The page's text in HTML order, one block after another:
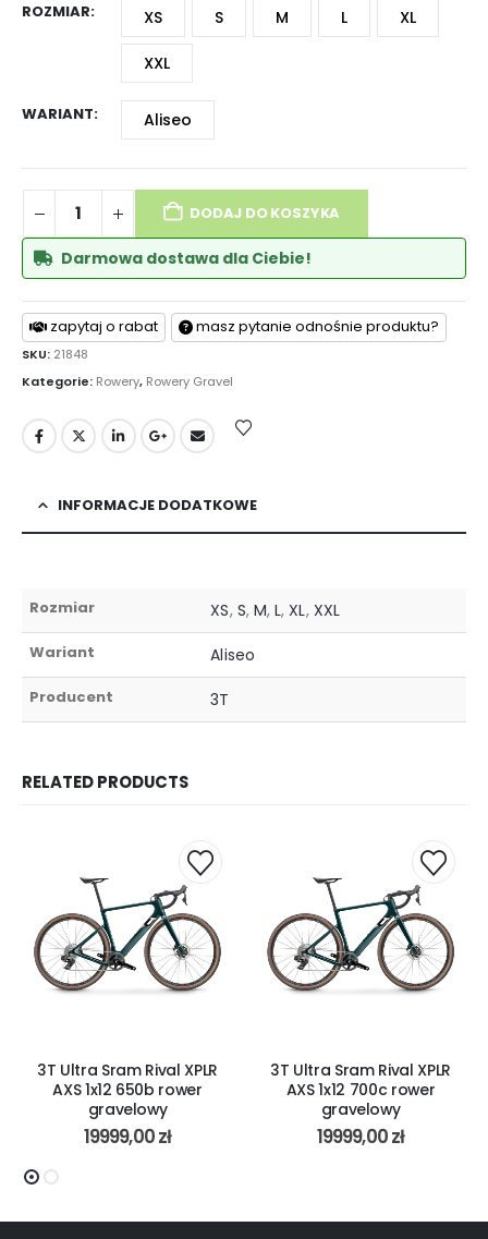
ROZMIAR XS S M L XL
XXL
WARIANT Aliseo
DODAJ DO KOSZYKA
Darmowa dostawa dla Ciebie!
zapytaj o rabat masz pytanie odnośnie produktu?
SKU: 21848
Kategorie: Rowery, Rowery Gravel
INFORMACJE DODATKOWE
Rozmiar XS, S, M,L,XL, XXL
Wariant Aliseo
Producent 3T
RELATED PRODUCTS
3T Ultra Sram Rival XPLR
AXS 1x12 650b rower
gravelowy
19999,00zł
3T Ultra Sram Rival XPLR
AXS 1x12 700c rower
gravelowy
19999,00zł